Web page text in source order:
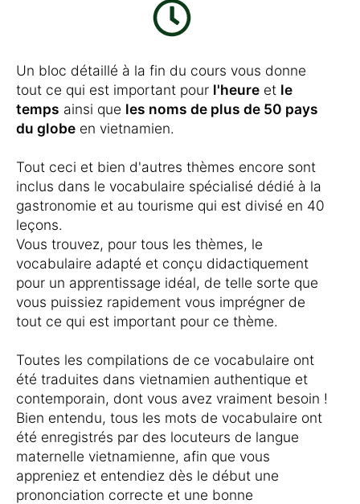
Un bloc détaillé à la fin du cours vous donne
tout ce qui est important pour l'heure et le
temps ainsi que les noms de plus de 50 pays
du globe en vietnamien.
Tout ceci et bien d'autres thèmes encore sont
inclus dans le vocabulaire spécialisé dédié à la
gastronomie et au tourisme qui est divisé en 40
leçons.
Vous trouvez, pour tous les thèmes, le
vocabulaire adapté et conçu didactiquement
pour un apprentissage idéal, de telle sorte que
vous puissiez rapidement vous imprégner de
tout ce qui est important pour ce thème.
Toutes les compilations de ce vocabulaire ont
été traduites dans vietnamien authentique et
contemporain, dont vous avez vraiment besoin !
Bien entendu, tous les mots de vocabulaire ont
été enregistrés par des locuteurs de langue
maternelle vietnamienne, afin que vous
appreniez et entendiez dès le début une
prononciation correcte et une bonne